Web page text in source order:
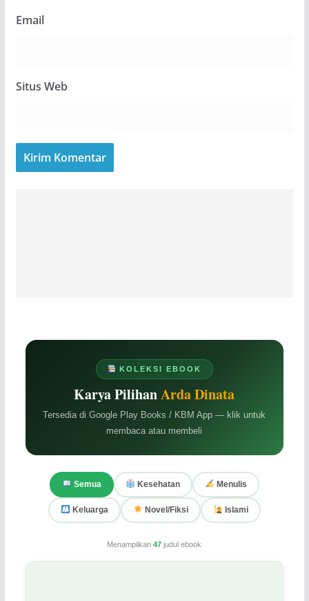
Email
Situs Web
KOLEKSI EBOOK
Karya PilihanArda Dinata
Tersedia di Google Play Books / KBM App — klik untuk
membaca atau membeli
Semua Kesehatan Menulis
Keluarga Novel/Fiksi Islami
Menampilkan47 judul ebook